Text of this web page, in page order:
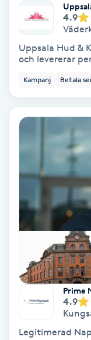
Japansk massage
Katun fransar
Kemisk peeling
Keratinbehandling
Kinesiologi
Kinesisk medicin
Kiropraktik
Klangmassage
4.9
Uppsala Hud &
och levererar
Kampanj Betala
Prime
4.9
Legitimerad